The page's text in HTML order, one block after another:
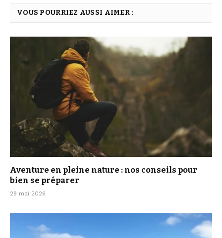
VOUS POURRIEZ AUSSI AIMER :
Aventure en pleine nature : nos conseils pour
bien se préparer
29 mai 2026